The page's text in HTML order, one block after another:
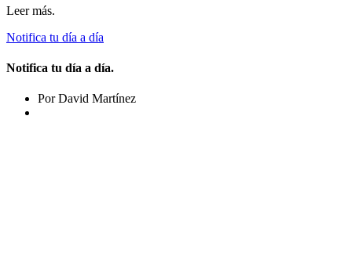
Leer más.
Notifica tu día a día
Notifica tu día a día.
Por David Martínez